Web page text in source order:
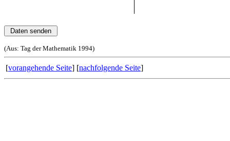
(Aus: Tag der Mathematik 1994)
[vorangehende Seite] [nachfolgende Seite]